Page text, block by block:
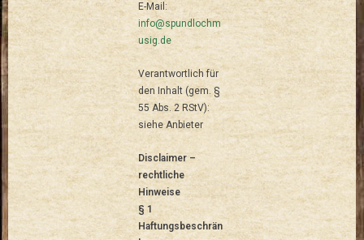
E-Mail:
info@spundlochm
usig.de
Verantwortlich für
den Inhalt (gem. §
55 Abs. 2 RStV):
siehe Anbieter
Disclaimer –
rechtliche
Hinweise
§ 1
Haftungsbeschrän